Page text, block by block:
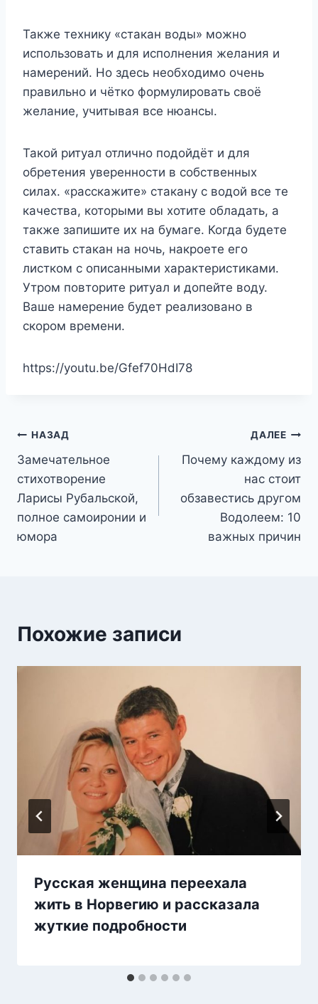
Также технику «стакан воды» можно
использовать и для исполнения желания и
намерений. Но здесь необходимо очень
правильно и чётко формулировать своё
желание, учитывая все нюансы.
Такой ритуал отлично подойдёт и для
обретения уверенности в собственных
силах. «расскажите» стакану с водой все те
качества, которыми вы хотите обладать, а
также запишите их на бумаге. Когда будете
ставить стакан на ночь, накроете его
листком с описанными характеристиками.
Утром повторите ритуал и допейте воду.
Ваше намерение будет реализовано в
скором времени.
https://youtu.be/Gfef70HdI78
Навигация
по
записям
НАЗАД
Замечательное
стихотворение
Ларисы Рубальской,
полное самоиронии и
юмора
ДАЛЕЕ
Почему каждому из
нас стоит
обзавестись другом
Водолеем: 10
важных причин
Похожие записи
Русская женщина переехала
жить в Норвегию и рассказала
жуткие подробности